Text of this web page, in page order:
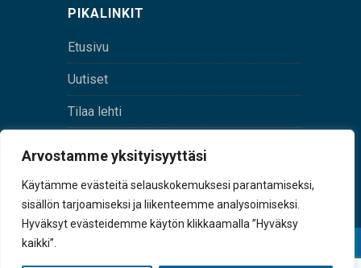
Arvostamme yksityisyyttäsi
Käytämme evästeitä selauskokemuksesi parantamiseksi,
sisällön tarjoamiseksi ja liikenteemme analysoimiseksi.
Hyväksyt evästeidemme käytön klikkaamalla ”Hyväksy
kaikki”.
PIKALINKIT
Etusivu
Uutiset
Tilaa lehti